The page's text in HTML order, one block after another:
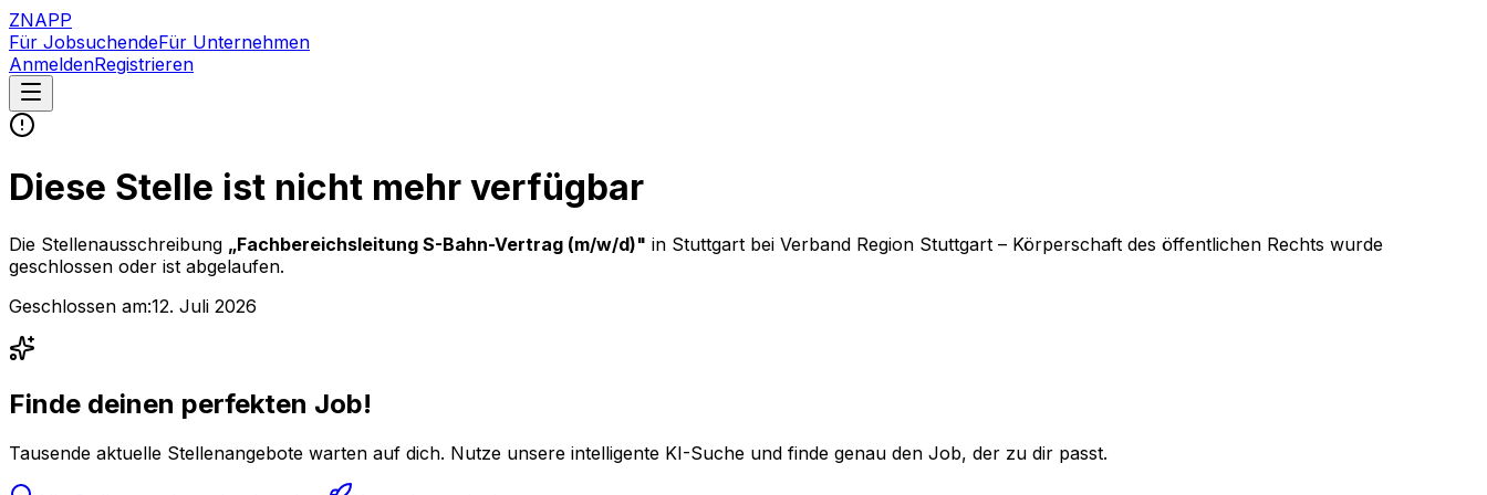
ZNAPP
Für JobsuchendeFür Unternehmen
AnmeldenRegistrieren
Diese Stelle ist nicht mehr verfügbar
Die Stellenausschreibung „Fachbereichsleitung S-Bahn-Vertrag (m/w/d)" in Stuttgart bei Verband Region Stuttgart – Körperschaft des öffentlichen Rechts wurde
geschlossen oder ist abgelaufen.
Geschlossen am:12. Juli 2026
Finde deinen perfekten Job!
Tausende aktuelle Stellenangebote warten auf dich. Nutze unsere intelligente KI-Suche und finde genau den Job, der zu dir passt.